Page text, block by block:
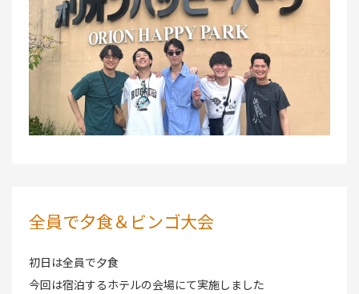
全員で夕食＆ビンゴ大会
初日は全員で夕食
今回は宿泊するホテルの会場にて実施しました